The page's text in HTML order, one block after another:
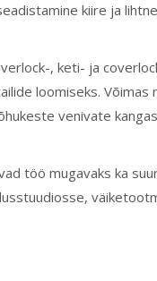
kiire ja
, keti- ja
loomiseks.
venivate
töö mugavaks ka